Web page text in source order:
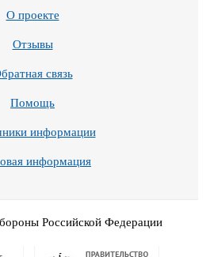
О проекте
Отзывы
связь
Помощь
информации
информация
Российской Федерации